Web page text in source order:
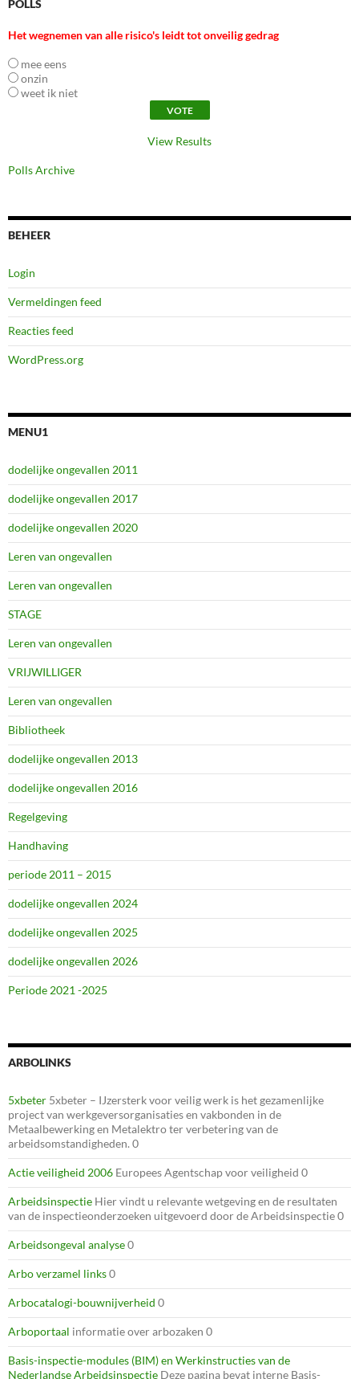
POLLS
Het wegnemen van alle risico's leidt tot onveilig gedrag
mee eens
onzin
weet ik niet
View Results
Polls Archive
BEHEER
Login
Vermeldingen feed
Reacties feed
WordPress.org
MENU1
dodelijke ongevallen 2011
dodelijke ongevallen 2017
dodelijke ongevallen 2020
Leren van ongevallen
Leren van ongevallen
STAGE
Leren van ongevallen
VRIJWILLIGER
Leren van ongevallen
Bibliotheek
dodelijke ongevallen 2013
dodelijke ongevallen 2016
Regelgeving
Handhaving
periode 2011 – 2015
dodelijke ongevallen 2024
dodelijke ongevallen 2025
dodelijke ongevallen 2026
Periode 2021 -2025
ARBOLINKS
5xbeter 5xbeter – IJzersterk voor veilig werk is het gezamenlijke
project van werkgeversorganisaties en vakbonden in de
Metaalbewerking en Metalektro ter verbetering van de
arbeidsomstandigheden. 0
Actie veiligheid 2006 Europees Agentschap voor veiligheid 0
Arbeidsinspectie Hier vindt u relevante wetgeving en de resultaten
van de inspectieonderzoeken uitgevoerd door de Arbeidsinspectie 0
Arbeidsongeval analyse0
Arbo verzamel links0
Arbocatalogi-bouwnijverheid 0
Arboportaal informatie over arbozaken 0
Basis-inspectie-modules (BIM) en Werkinstructies van de
Nederlandse Arbeidsinspectie Deze pagina bevat interne Basis-